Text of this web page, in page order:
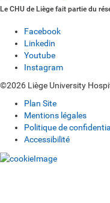
Le CHU de Liège fait partie du
Facebook
Linkedin
Youtube
Instagram
©2026 Liège University
Plan Site
Mentions légales
Politique de
Accessibilité